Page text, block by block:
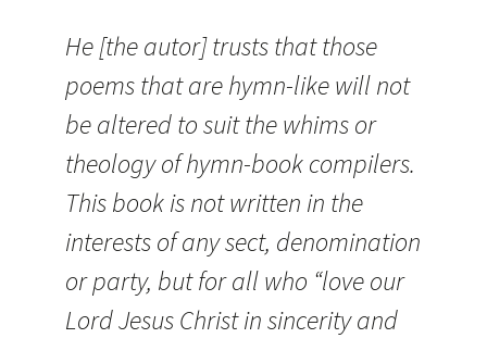
He [the autor] trusts that those
poems that are hymn-like will not
be altered to suit the whims or
theology of hymn-book compilers.
This book is not written in the
interests of any sect, denomination
or party, but for all who “love our
Lord Jesus Christ in sincerity and